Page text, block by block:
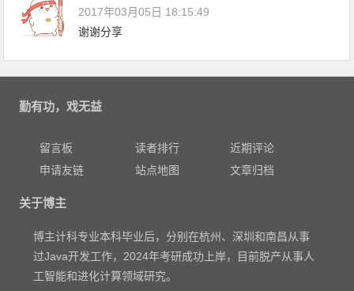
2017年03月05日 18:15:49
谢谢分享
勤有功，戏无益
留言板 读者排行
近期评论
申请友链
站点地图 文章归档
关于博主
博主计科专业本科毕业后，分别在杭州、深圳和南昌从事
过Java开发工作，2024年考研成功上岸，目前脱产从事人
工智能和进化计算领域研究。